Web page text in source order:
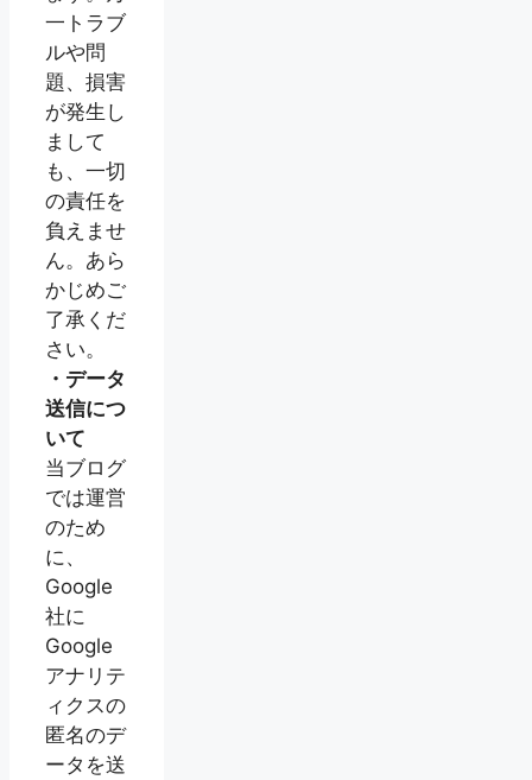
一トラブ
ルや問
題、損害
が発生し
まして
も、一切
の責任を
負えませ
ん。あら
かじめご
了承くだ
さい。
・データ
送信につ
いて
当ブログ
では運営
のため
に、
Google
社に
Google
アナリテ
ィクスの
匿名のデ
ータを送